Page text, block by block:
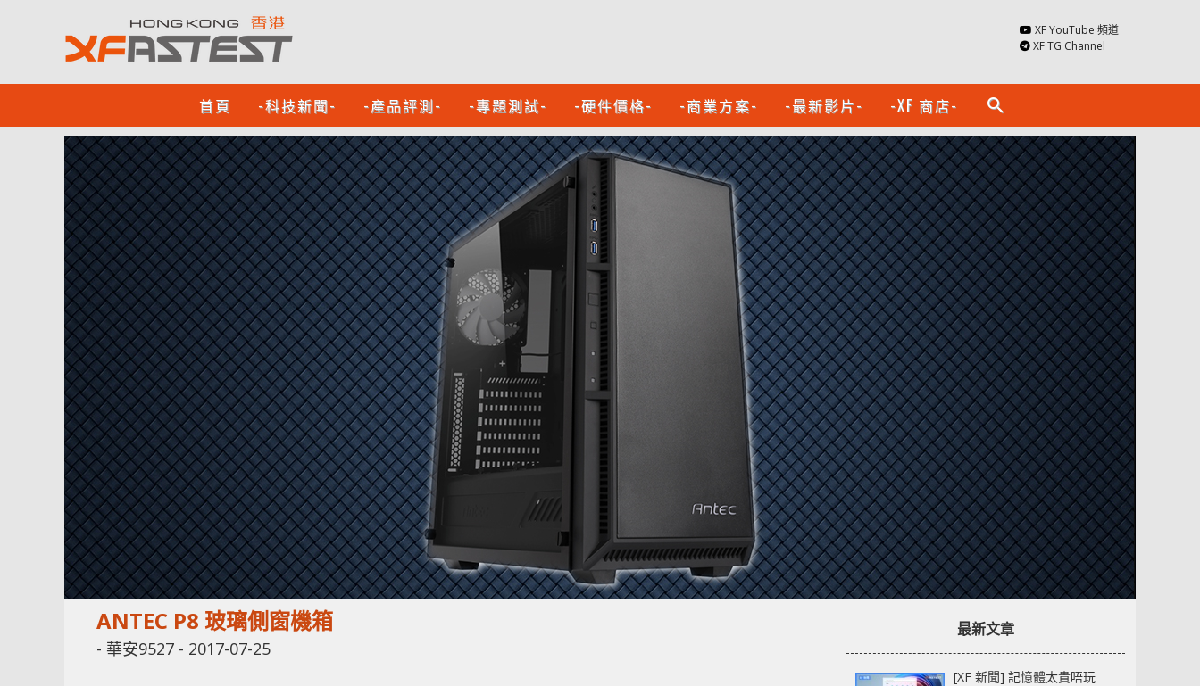
XF YouTube 頻道
XF TG Channel
首頁 -科技新聞- -產品評測- -專題測試- -硬件價格- -商業方案- -最新影片- -XF 商店- search
ANTEC P8 玻璃側窗機箱
- 華安9527 - 2017-07-25
最新文章
[XF 新聞] 記憶體太貴唔玩